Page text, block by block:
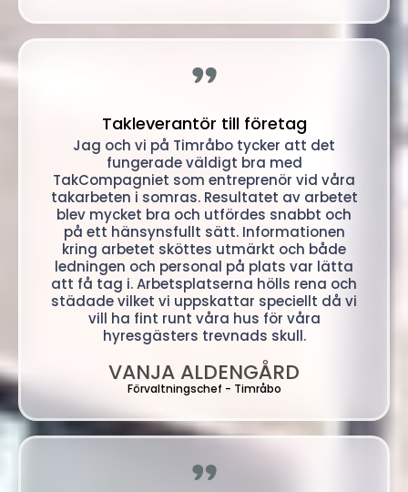
"
Takleverantör till företag
Jag och vi på Timråbo tycker att det
fungerade väldigt bra med
TakCompagniet som entreprenör vid våra
takarbeten i somras. Resultatet av arbetet
blev mycket bra och utfördes snabbt och
på ett hänsynsfullt sätt. Informationen
kring arbetet sköttes utmärkt och både
ledningen och personal på plats var lätta
att få tag i. Arbetsplatserna hölls rena och
städade vilket vi uppskattar speciellt då vi
vill ha fint runt våra hus för våra
hyresgästers trevnads skull.
VANJA ALDENGÅRD
Förvaltningschef - Timråbo